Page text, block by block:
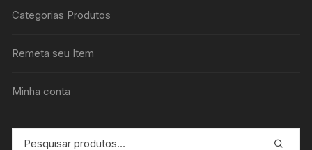
Categorias Produtos
Remeta seu Item
Minha conta